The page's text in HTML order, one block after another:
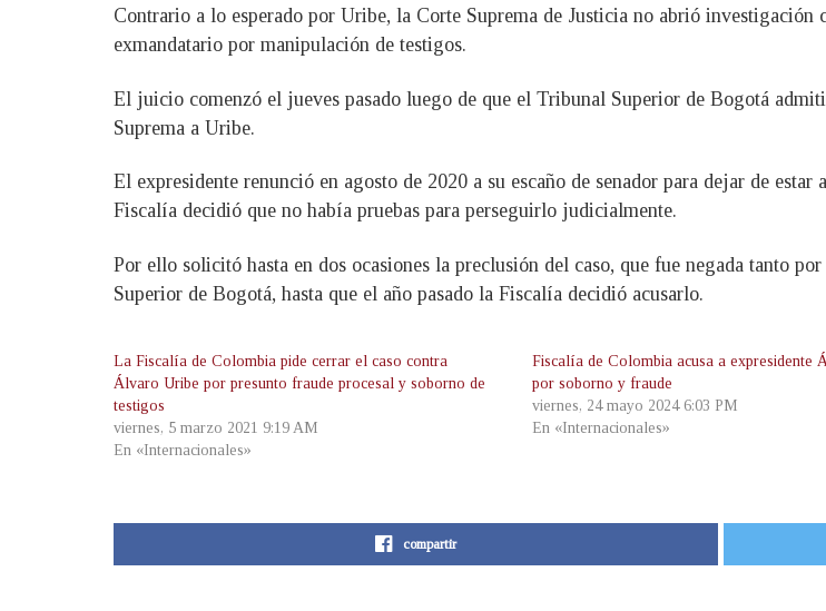
Contrario a lo esperado por Uribe, la Corte Suprema de Justicia no abrió
exmandatario por manipulación de testigos.
El juicio comenzó el jueves pasado luego de que el Tribunal Superior de Bogotá
Suprema a Uribe.
El expresidente renunció en agosto de 2020 a su escaño de senador para dejar de
Fiscalía decidió que no había pruebas para perseguirlo judicialmente.
Por ello solicitó hasta en dos ocasiones la preclusión del caso, que fue negada tanto
Superior de Bogotá, hasta que el año pasado la Fiscalía decidió acusarlo.
La Fiscalía de Colombia pide cerrar el caso contra
Álvaro Uribe por presunto fraude procesal y soborno de
testigos
viernes, 5 marzo 2021 9:19 AM
En «Internacionales»
Fiscalía de Colombia acusa a expresidente
por soborno y fraude
viernes, 24 mayo 2024 6:03 PM
En «Internacionales»
compartir